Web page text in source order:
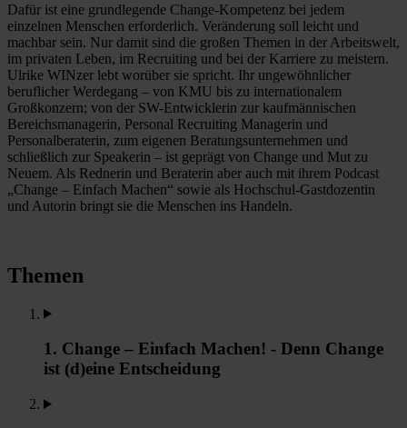
Dafür ist eine grundlegende Change-Kompetenz bei jedem
einzelnen Menschen erforderlich. Veränderung soll leicht und
machbar sein. Nur damit sind die großen Themen in der Arbeitswelt,
im privaten Leben, im Recruiting und bei der Karriere zu meistern.
Ulrike WINzer lebt worüber sie spricht. Ihr ungewöhnlicher
beruflicher Werdegang – von KMU bis zu internationalem
Großkonzern; von der SW-Entwicklerin zur kaufmännischen
Bereichsmanagerin, Personal Recruiting Managerin und
Personalberaterin, zum eigenen Beratungsunternehmen und
schließlich zur Speakerin – ist geprägt von Change und Mut zu
Neuem. Als Rednerin und Beraterin aber auch mit ihrem Podcast
„Change – Einfach Machen“ sowie als Hochschul-Gastdozentin
und Autorin bringt sie die Menschen ins Handeln.
Themen
1. Change – Einfach Machen! - Denn Change
ist (d)eine Entscheidung